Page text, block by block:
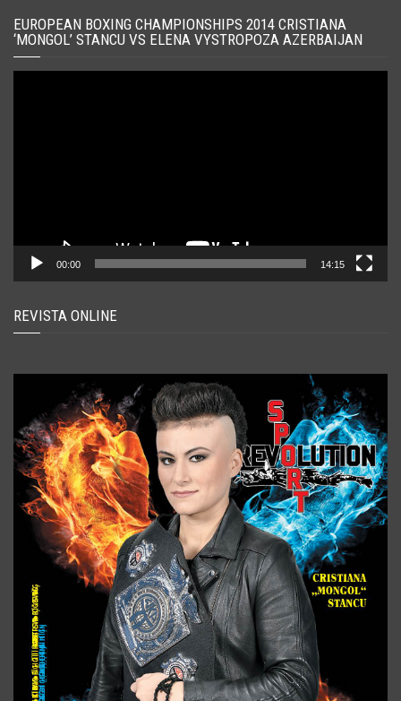
EUROPEAN BOXING CHAMPIONSHIPS 2014 CRISTIANA
‘MONGOL’ STANCU VS ELENA VYSTROPOZA AZERBAIJAN
00:00 14:15
REVISTA ONLINE